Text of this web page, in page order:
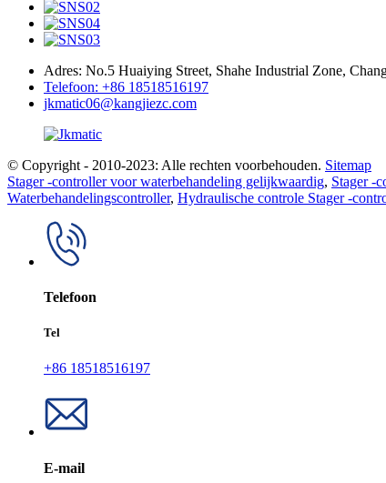
Adres: No.5 Huaiying Street, Shahe Industrial Zone,
Telefoon: +86 18518516197
jkmatic06@kangjiezc.com
© Copyright - 2010-2023: Alle rechten voorbehouden. Sitemap
Stager -controller voor waterbehandeling gelijkwaardig, Stager -
Waterbehandelingscontroller, Hydraulische controle Stager -
Telefoon
Tel
+86 18518516197
E-mail